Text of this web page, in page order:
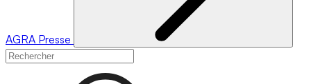
AGRA Presse